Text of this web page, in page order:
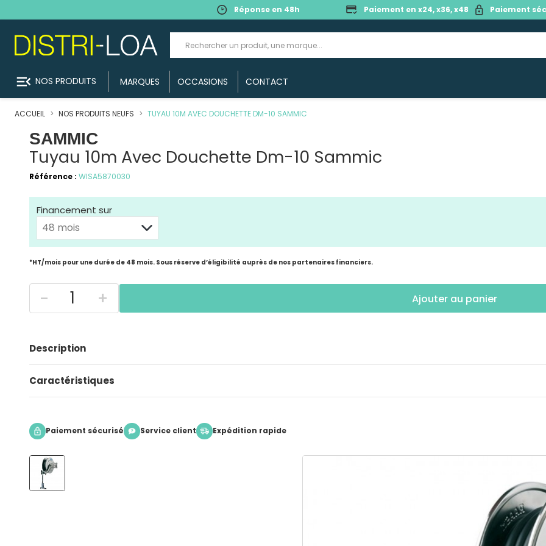
Réponse en 48h Paiement en x24, x36, x48 Paiement
menu_open NOS PRODUITS MARQUES OCCASIONS CONTACT
ACCUEIL NOS PRODUITS NEUFS TUYAU 10M AVEC DOUCHETTE DM-10 SAMMIC
SAMMIC
Tuyau 10m Avec Douchette Dm-10 Sammic
Référence : WISA5870030
Financement sur
*HT/mois pour une durée de 48 mois. Sous réserve d’éligibilité auprès de nos partenaires financiers.
- + Ajouter au panier
Description
Caractéristiques
Paiement sécurisé Service client Expédition rapide